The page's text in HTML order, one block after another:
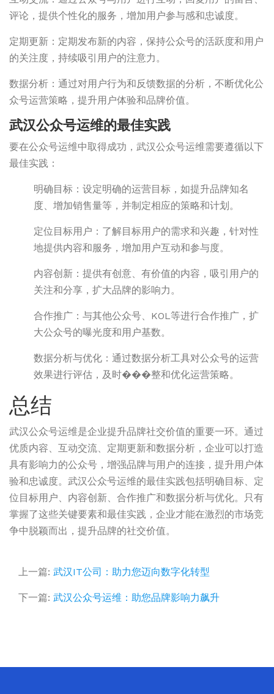
评论，提供个性化的服务，增加用户参与感和忠诚度。
定期更新：定期发布新的内容，保持公众号的活跃度和用户
的关注度，持续吸引用户的注意力。
数据分析：通过对用户行为和反馈数据的分析，不断优化公
众号运营策略，提升用户体验和品牌价值。
武汉公众号运维的最佳实践
要在公众号运维中取得成功，武汉公众号运维需要遵循以下
最佳实践：
明确目标：设定明确的运营目标，如提升品牌知名
度、增加销售量等，并制定相应的策略和计划。
定位目标用户：了解目标用户的需求和兴趣，针对性
地提供内容和服务，增加用户互动和参与度。
内容创新：提供有创意、有价值的内容，吸引用户的
关注和分享，扩大品牌的影响力。
合作推广：与其他公众号、KOL等进行合作推广，扩
大公众号的曝光度和用户基数。
数据分析与优化：通过数据分析工具对公众号的运营
效果进行评估，及时���整和优化运营策略。
总结
武汉公众号运维是企业提升品牌社交价值的重要一环。通过
优质内容、互动交流、定期更新和数据分析，企业可以打造
具有影响力的公众号，增强品牌与用户的连接，提升用户体
验和忠诚度。武汉公众号运维的最佳实践包括明确目标、定
位目标用户、内容创新、合作推广和数据分析与优化。只有
掌握了这些关键要素和最佳实践，企业才能在激烈的市场竞
争中脱颖而出，提升品牌的社交价值。
上一篇: 武汉IT公司：助力您迈向数字化转型
下一篇: 武汉公众号运维：助您品牌影响力飙升